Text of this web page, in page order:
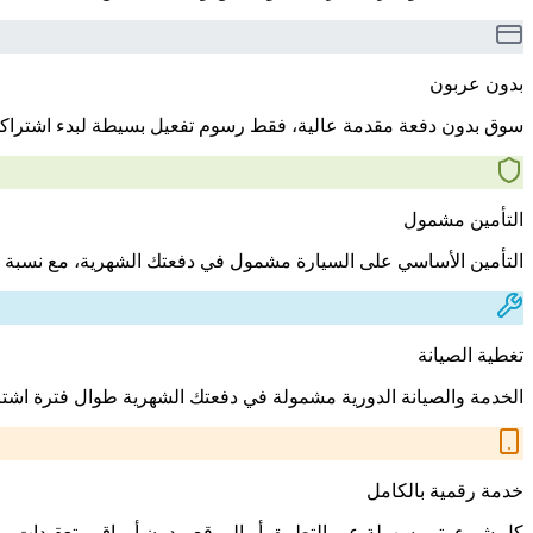
بدون عربون
سوق بدون دفعة مقدمة عالية، فقط رسوم تفعيل بسيطة لبدء
التأمين مشمول
التأمين الأساسي على السيارة مشمول في دفعتك الشهرية، مع
تغطية الصيانة
الخدمة والصيانة الدورية مشمولة في دفعتك الشهرية طوال فترة
خدمة رقمية بالكامل